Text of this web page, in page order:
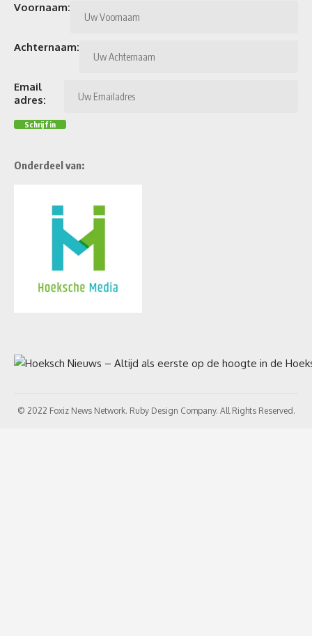
Voornaam:
Achternaam:
Email
adres:
Onderdeel van:
© 2022 Foxiz News Network. Ruby Design Company. All Rights Reserved.